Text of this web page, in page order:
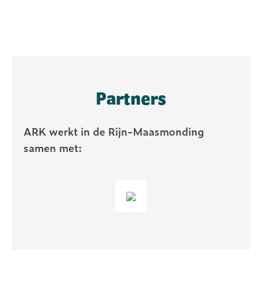
Partners
ARK werkt in de Rijn-Maasmonding
samen met: